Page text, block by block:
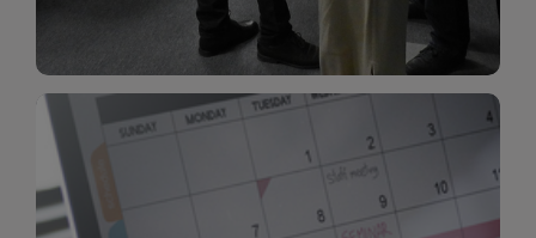
Kalendarz Imprez